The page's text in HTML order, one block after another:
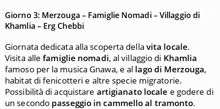
Giorno 3: Merzouga – Famiglie Nomadi – Villaggio di
Khamlia – Erg Chebbi
Giornata dedicata alla scoperta della vita locale.
Visita allefamiglie nomadi, al villaggio di Khamlia
famoso per la musica Gnawa, e al lago di Merzouga,
habitat di fenicotteri e altre specie migratorie.
Possibilità di acquistare artigianato locale e godere di
un secondo passeggio in cammello al tramonto.